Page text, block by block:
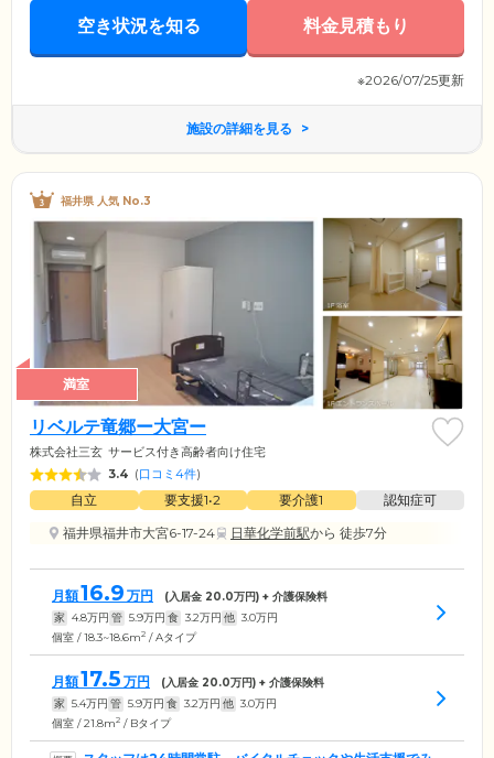
空き状況を知る 料金見積もり
※2026/07/25更新
施設の詳細を見る
福井県 人気 No.3
満室
リベルテ竜郷ー大宮ー
株式会社三玄 サービス付き高齢者向け住宅
3.4 (口コミ4件)
自立 要支援1•2 要介護1
認知症可
福井県福井市大宮6-17-24
日華化学前駅から 徒歩7分
月額16.9 万円 (入居金 20.0万円) + 介護保険料
家 4.8万円 管 5.9万円 食 3.2万円 他 3.0万円
個室 / 18.3~18.6m2 / Aタイプ
月額17.5 万円 (入居金 20.0万円) + 介護保険料
家 5.4万円 管 5.9万円 食 3.2万円 他 3.0万円
個室 / 21.8m2 / Bタイプ